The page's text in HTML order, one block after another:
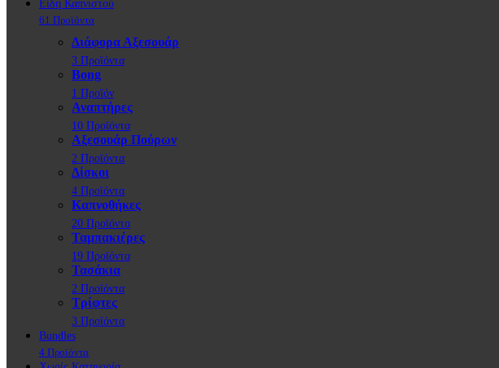
Είδη Καπνιστού
61 Προϊόντα
Διάφορα Αξεσουάρ
3 Προϊόντα
Bong
1 Προϊόν
Αναπτήρες
10 Προϊόντα
Αξεσουάρ Πούρων
2 Προϊόντα
Δίσκοι
4 Προϊόντα
Καπνοθήκες
20 Προϊόντα
Ταμπακιέρες
19 Προϊόντα
Τασάκια
2 Προϊόντα
Τρίφτες
3 Προϊόντα
Bundles
4 Προϊόντα